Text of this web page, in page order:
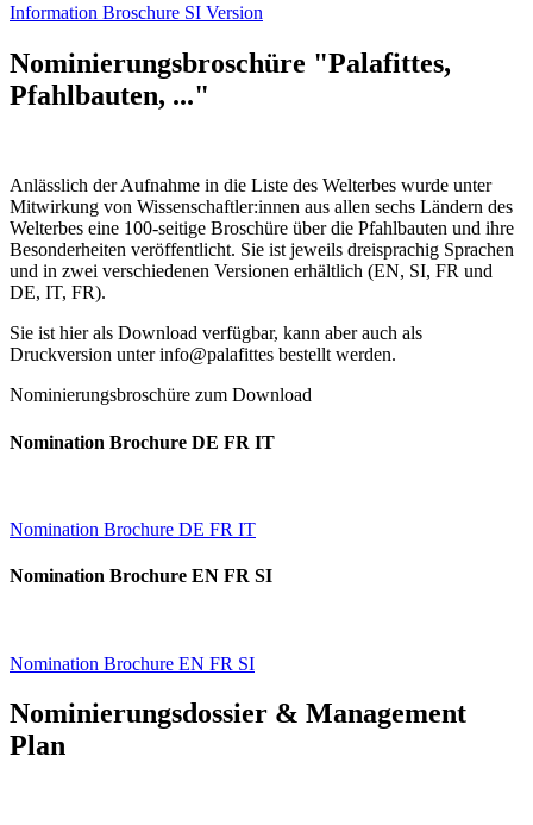
Information Broschure SI Version
Nominierungsbroschüre "Palafittes,
Pfahlbauten, ..."
Anlässlich der Aufnahme in die Liste des Welterbes wurde unter
Mitwirkung von Wissenschaftler:innen aus allen sechs Ländern des
Welterbes eine 100-seitige Broschüre über die Pfahlbauten und ihre
Besonderheiten veröffentlicht. Sie ist jeweils dreisprachig Sprachen
und in zwei verschiedenen Versionen erhältlich (EN, SI, FR und
DE, IT, FR).
Sie ist hier als Download verfügbar, kann aber auch als
Druckversion unter info@palafittes bestellt werden.
Nominierungsbroschüre zum Download
Nomination Brochure DE FR IT
Nomination Brochure DE FR IT
Nomination Brochure EN FR SI
Nomination Brochure EN FR SI
Nominierungsdossier & Management
Plan